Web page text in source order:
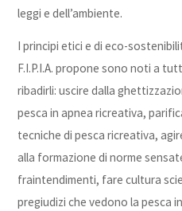
leggi e dell’ambiente.
I principi etici e di eco-
F.I.P.I.A. propone sono noti a
ribadirli: uscire dalla
pesca in apnea ricreativa,
tecniche di pesca ricreativa,
alla formazione di norme
fraintendimenti, fare cultura
pregiudizi che vedono la pesca